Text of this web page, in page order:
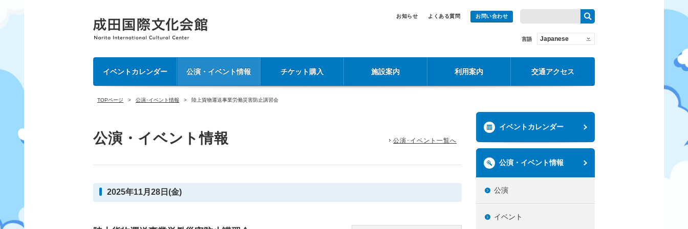
お知らせ よくある質問 お問い合わせ
言語 Japanese
イベントカレンダー 公演・イベント情報 チケット購入 施設案内 利用案内 交通アクセス
TOPページ 公演･イベント情報 陸上貨物運送事業労働災害防止講習会
公演・イベント情報 公演･イベント一覧へ
2025年11月28日(金)
イベントカレンダー
公演・イベント情報
公演
イベント